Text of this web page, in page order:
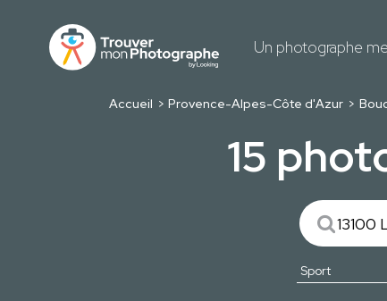
Un photographe
Accueil Provence-Alpes-Côte d'Azur
15